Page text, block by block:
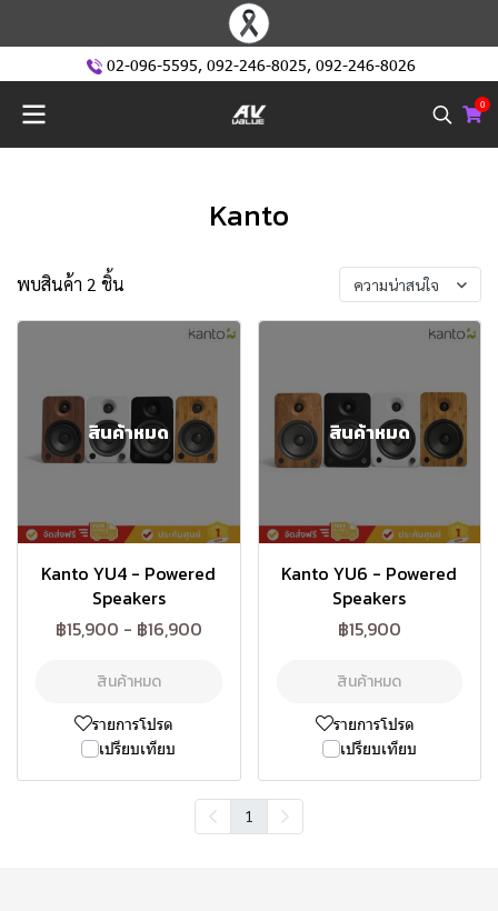
02-096-5595, 092-246-8025, 092-246-8026
0
Kanto
พบสินค้า 2 ชิ้น ความน่าสนใจ
สินค้าหมด
Kanto YU4 - Powered
Speakers
฿15,900 - ฿16,900
สินค้าหมด
รายการโปรด
เปรียบเทียบ
สินค้าหมด
Kanto YU6 - Powered
Speakers
฿15,900
สินค้าหมด
รายการโปรด
เปรียบเทียบ
1